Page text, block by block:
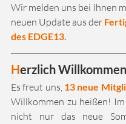
Wir melden uns bei Ihnen
neuen Update aus der
des EDGE13.
Herzlich
Es freut uns, 13 neue
Willkommen zu heißen!
nicht nur das neue